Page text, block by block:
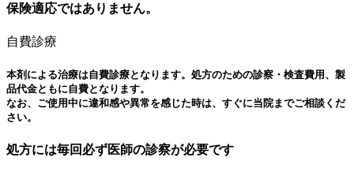
保険適応ではありません。
自費診療
本剤による治療は自費診療となります。処方のための診察・検査費用、製
品代金ともに自費となります。
なお、ご使用中に違和感や異常を感じた時は、すぐに当院までご相談くだ
さい。
処方には毎回必ず医師の診察が必要です